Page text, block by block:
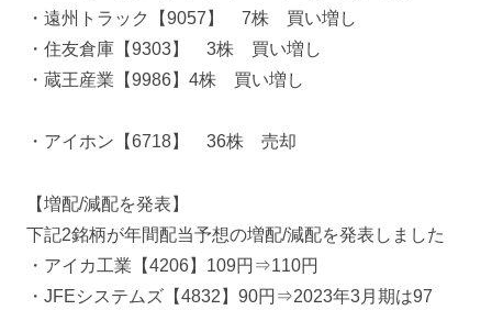
・遠州トラック【9057】 7株 買い増し
・住友倉庫【9303】 3株 買い増し
・蔵王産業【9986】4株 買い増し
・アイホン【6718】 36株 売却
【増配/減配を発表】
下記2銘柄が年間配当予想の増配/減配を発表しました
・アイカ工業【4206】109円⇒110円
・JFEシステムズ【4832】90円⇒2023年3月期は97